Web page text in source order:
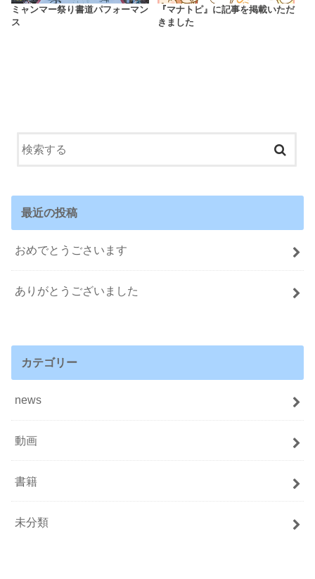
ミャンマー祭り書道パフォーマン
ス
『マナトピ』に記事を掲載いただ
きました
最近の投稿
おめでとうごさいます
ありがとうございました
カテゴリー
news
動画
書籍
未分類